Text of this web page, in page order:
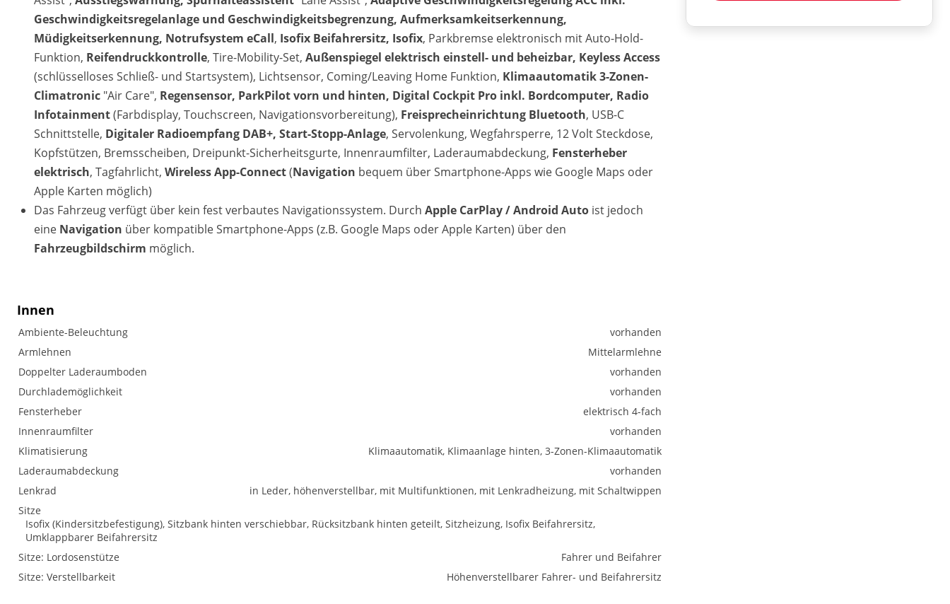
Geschwindigkeitsregelanlage und Geschwindigkeitsbegrenzung, Aufmerksamkeitserkennung,
Müdigkeitserkennung, Notrufsystem eCall, Isofix Beifahrersitz, Isofix, Parkbremse elektronisch mit Auto-Hold-
Funktion, Reifendruckkontrolle, Tire-Mobility-Set, Außenspiegel elektrisch einstell- und beheizbar, Keyless Access
(schlüsselloses Schließ- und Startsystem), Lichtsensor, Coming/Leaving Home Funktion, Klimaautomatik 3-Zonen-
Climatronic "Air Care", Regensensor, ParkPilot vorn und hinten, Digital Cockpit Pro inkl. Bordcomputer, Radio
Infotainment(Farbdisplay, Touchscreen, Navigationsvorbereitung), Freisprecheinrichtung Bluetooth, USB-C
Schnittstelle, Digitaler Radioempfang DAB+, Start-Stopp-Anlage, Servolenkung, Wegfahrsperre, 12 Volt Steckdose,
Kopfstützen, Bremsscheiben, Dreipunkt-Sicherheitsgurte, Innenraumfilter, Laderaumabdeckung, Fensterheber
elektrisch, Tagfahrlicht, Wireless App-Connect(Navigation bequem über Smartphone-Apps wie Google Maps oder
Apple Karten möglich)
Das Fahrzeug verfügt über kein fest verbautes Navigationssystem. Durch Apple CarPlay / Android Auto ist jedoch
eine Navigation über kompatible Smartphone-Apps (z.B. Google Maps oder Apple Karten) über den
Fahrzeugbildschirm möglich.
Innen
Ambiente-Beleuchtung
vorhanden
Armlehnen
Mittelarmlehne
Doppelter Laderaumboden
vorhanden
Durchlademöglichkeit
vorhanden
Fensterheber
elektrisch 4-fach
Innenraumfilter
vorhanden
Klimatisierung
Klimaautomatik, Klimaanlage hinten, 3-Zonen-Klimaautomatik
Laderaumabdeckung
vorhanden
Lenkrad
in Leder, höhenverstellbar, mit Multifunktionen, mit Lenkradheizung, mit Schaltwippen
Sitze
Isofix (Kindersitzbefestigung), Sitzbank hinten verschiebbar, Rücksitzbank hinten geteilt, Sitzheizung, Isofix Beifahrersitz,
Umklappbarer Beifahrersitz
Sitze: Lordosenstütze
Fahrer und Beifahrer
Sitze: Verstellbarkeit
Höhenverstellbarer Fahrer- und Beifahrersitz